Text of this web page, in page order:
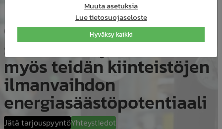
Otathan yhteyttä, niin
selvitetään yhdessä
myös teidän kiinteistöjen
ilmanvaihdon
energiasäästöpotentiaali
Jätä tarjouspyyntöYhteystiedot
Muuta asetuksia
Lue tietosuojaseloste
Hyväksy kaikki